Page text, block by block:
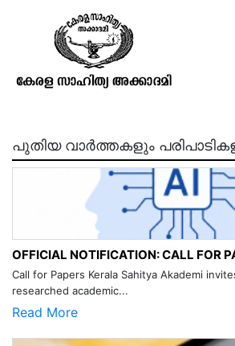
തായാട്ട് ശങ്കരൻ
പുതിയ വാർത്തകളും
OFFICIAL NOTIFICATION: CALL FOR
Call for Papers Kerala Sahitya Akademi
researched academic...
Read More